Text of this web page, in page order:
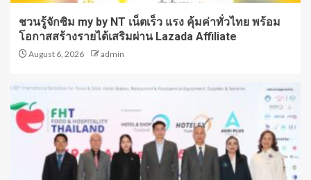
ชวนรู้จักซิม my by NT เน็ตเร็ว แรง คุ้มค่าทั่วไทย พร้อม
โอกาสสร้างรายได้เสริมผ่าน Lazada Affiliate
August 6, 2026 admin